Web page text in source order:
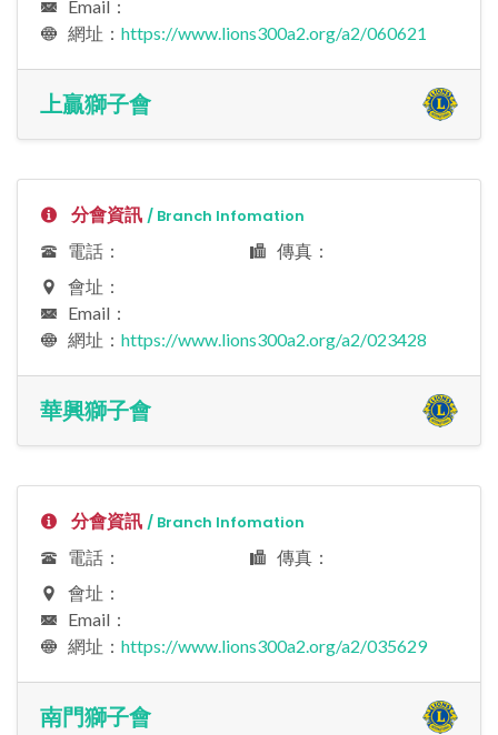
Email：
網址： https://www.lions300a2.org/a2/060621
上贏獅子會
分會資訊 / Branch Infomation
電話：
傳真：
會址：
Email：
網址： https://www.lions300a2.org/a2/023428
華興獅子會
分會資訊 / Branch Infomation
電話：
傳真：
會址：
Email：
網址： https://www.lions300a2.org/a2/035629
南門獅子會